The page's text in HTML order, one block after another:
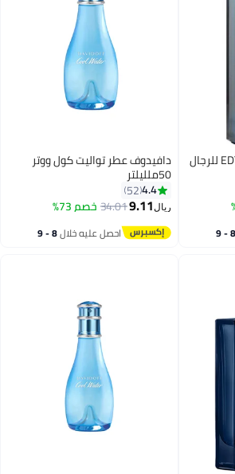
دافيدوف عطر كول ووتر EDT للرجال
8 - 9
دافيدوف عطر تواليت كول ووتر
50ملليلتر
4.4
52
ريال 9.11
34.01خصم 73%
احصل عليه خلال 8 - 9